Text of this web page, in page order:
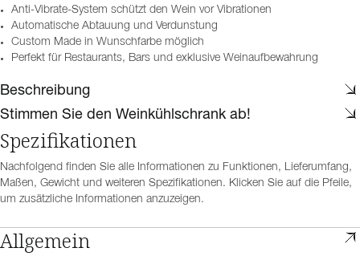
Anti-Vibrate-System schützt den Wein vor Vibrationen
Automatische Abtauung und Verdunstung
Custom Made in Wunschfarbe möglich
Perfekt für Restaurants, Bars und exklusive Weinaufbewahrung
Beschreibung
Stimmen Sie den Weinkühlschrank ab!
Spezifikationen
Nachfolgend finden Sie alle Informationen zu Funktionen, Lieferumfang,
Maßen, Gewicht und weiteren Spezifikationen. Klicken Sie auf die Pfeile,
um zusätzliche Informationen anzuzeigen.
Allgemein